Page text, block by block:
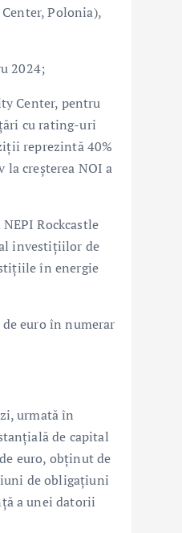
Polonia),
2024;
Center, pentru
cu rating-uri
reprezintă 40%
creșterea NOI a
Rockcastle
investițiilor de
în energie
euro în numerar
urmată în
de capital
euro, obținut de
de obligațiuni
a unei datorii